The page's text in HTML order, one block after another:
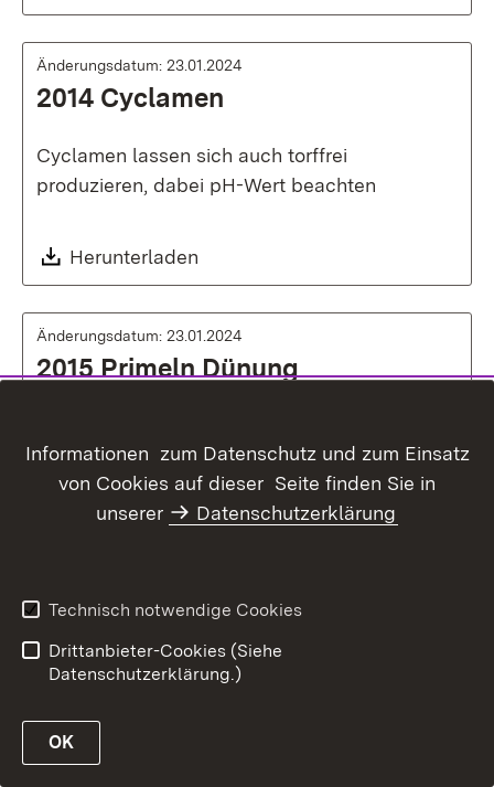
Änderungsdatum: 23.01.2024
2014 Cyclamen
Cyclamen lassen sich auch torffrei
produzieren, dabei pH-Wert beachten
Download:
Herunterladen
Änderungsdatum: 23.01.2024
2015 Primeln Dünung
abhängig von der Düngung
Download:
Herunterladen
Änderungsdatum: 23.01.2024
2008 Primeln Ca
Download:
Herunterladen
Informationen zum Datenschutz und zum Einsatz
von Cookies auf dieser Seite finden Sie in
unserer
Datenschutzerklärung
Technisch notwendige Cookies
Drittanbieter-Cookies (Siehe
Datenschutzerklärung.)
OK